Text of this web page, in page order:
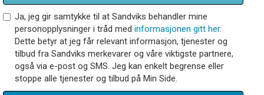
Ja, jeg gir samtykke til at Sandviks behandler mine
personopplysninger i tråd med informasjonen gitt her.
Dette betyr at jeg får relevant informasjon, tjenester og
tilbud fra Sandviks merkevarer og våre viktigste partnere,
også via e-post og SMS. Jeg kan enkelt begrense eller
stoppe alle tjenester og tilbud på Min Side.